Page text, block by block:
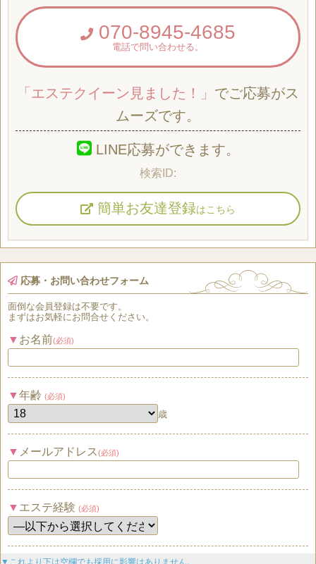
070-8945-4685
電話で問い合わせる。
「エステクイーン見ました！」 でご応募がス
ムーズです。
LINE応募ができます。
簡単お友達登録はこちら
応募・お問い合わせフォーム
面倒な会員登録は不要です。
まずはお気軽にお問合せください。
お名前(必須)
年齢 (必須)
歳
メールアドレス (必須)
エステ経験 (必須)
▼これより下は空欄でも採用に影響はありません。